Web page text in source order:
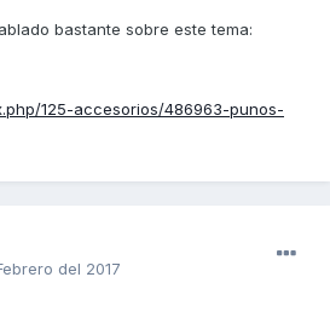
bastante sobre este tema:
125-accesorios/486963-punos-
del 2017